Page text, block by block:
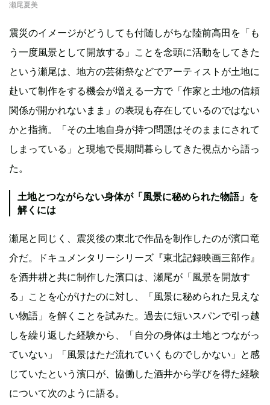
瀬尾夏美
震災のイメージがどうしても付随しがちな陸前高田を「も
う一度風景として開放する」ことを念頭に活動をしてきた
という瀬尾は、地方の芸術祭などでアーティストが土地に
赴いて制作をする機会が増える一方で「作家と土地の信頼
関係が開かれないまま」の表現も存在しているのではない
かと指摘。「その土地自身が持つ問題はそのままにされて
しまっている」と現地で長期間暮らしてきた視点から語っ
た。
土地とつながらない身体が「風景に秘められた物語」を
解くには
瀬尾と同じく、震災後の東北で作品を制作したのが濱口竜
介だ。ドキュメンタリーシリーズ『東北記録映画三部作』
を酒井耕と共に制作した濱口は、瀬尾が「風景を開放す
る」ことを心がけたのに対し、「風景に秘められた見えな
い物語」を解くことを試みた。過去に短いスパンで引っ越
しを繰り返した経験から、「自分の身体は土地とつながっ
ていない」「風景はただ流れていくものでしかない」と感
じていたという濱口が、協働した酒井から学びを得た経験
について次のように語る。